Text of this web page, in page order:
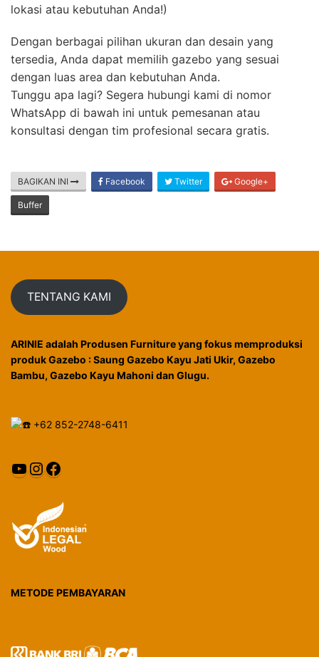
lokasi atau kebutuhan Anda!)
Dengan berbagai pilihan ukuran dan desain yang
tersedia, Anda dapat memilih gazebo yang sesuai
dengan luas area dan kebutuhan Anda.
Tunggu apa lagi? Segera hubungi kami di nomor
WhatsApp di bawah ini untuk pemesanan atau
konsultasi dengan tim profesional secara gratis.
BAGIKAN INI Facebook Twitter Google+
Buffer
TENTANG KAMI
ARINIE adalah Produsen Furniture yang fokus memproduksi
produk Gazebo : Saung Gazebo Kayu Jati Ukir, Gazebo
Bambu, Gazebo Kayu Mahoni dan Glugu.
+62 852-2748-6411
YouTube
Instagram
Facebook
METODE PEMBAYARAN